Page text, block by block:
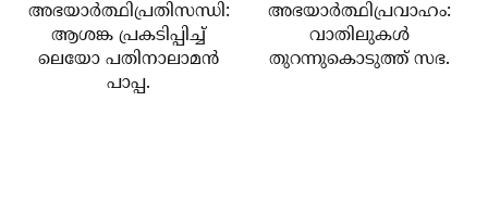
അഭയാര്‍ത്ഥിപ്രതിസന്ധി:
ആശങ്ക പ്രകടിപ്പിച്ച്
ലെയോ പതിനാലാമന്‍
പാപ്പ.
അഭയാര്‍ത്ഥിപ്രവാഹം:
വാതിലുകള്‍
തുറന്നുകൊടുത്ത് സഭ.